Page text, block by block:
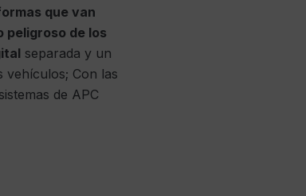
que van
peligroso de los
separada y un
vehículos; Con las
de APC